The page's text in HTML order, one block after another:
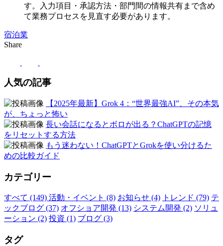
す。入力項目・承認方法・部門間の情報共有まで含め
て業務プロセスを見直す必要があります。
宿泊業
Share
人気の記事
【2025年最新】Grok 4：“世界最強AI”、その本気
が、ちょっと怖い
長い会話になるとボロが出る？ChatGPTの記憶
をリセットする方法
もう迷わない！ChatGPTとGrokを使い分けるた
めの比較ガイド
カテゴリー
すべて (149) 活動・イベント (8) お知らせ (4) トレンド (79) テ
ックブログ (37) オフショア開発 (13) システム開発 (2) ソリュ
ーション (2) 投資 (1) ブログ (3)
タグ